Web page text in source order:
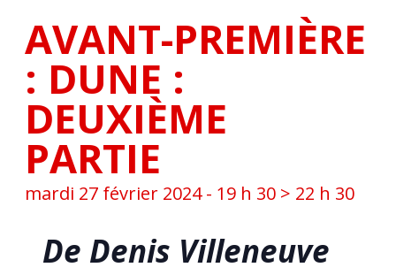
AVANT-PREMIÈRE
: DUNE :
DEUXIÈME
PARTIE
mardi 27 février 2024 - 19 h 30 > 22 h 30
De Denis Villeneuve